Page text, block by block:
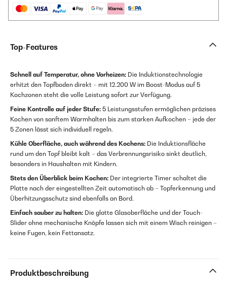
Top-Features
Schnell auf Temperatur, ohne Vorheizen: Die Induktionstechnologie
erhitzt den Topfboden direkt – mit 12.200 W im Boost-Modus auf 5
Kochzonen steht die volle Leistung sofort zur Verfügung.
Feine Kontrolle auf jeder Stufe: 5 Leistungsstufen ermöglichen präzises
Kochen von sanftem Warmhalten bis zum starken Aufkochen – jede der
5 Zonen lässt sich individuell regeln.
Kühle Oberfläche, auch während des Kochens: Die Induktionsfläche
rund um den Topf bleibt kalt – das Verbrennungsrisiko sinkt deutlich,
besonders in Haushalten mit Kindern.
Stets den Überblick beim Kochen: Der integrierte Timer schaltet die
Platte nach der eingestellten Zeit automatisch ab – Topferkennung und
Überhitzungsschutz sind ebenfalls an Bord.
Einfach sauber zu halten: Die glatte Glasoberfläche und der Touch-
Slider ohne mechanische Knöpfe lassen sich mit einem Wisch reinigen –
keine Fugen, kein Fettansatz.
Produktbeschreibung